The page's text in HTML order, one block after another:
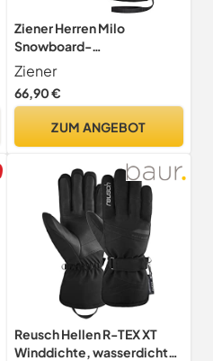
Ziener Herren Milo
Snowboard-
Handschuhe/Wintersport |
wasserdicht,
atmungsaktiv; Protektor,
Ziener
66,90 €
ZUM ANGEBOT
Reusch Hellen R-TEX XT
Winddichte, wasserdichte,